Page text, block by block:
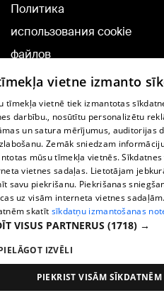
Политика
использования cookie
файлов
Добавление
комментариев
TВ-программа
Условия договора
360 Ziņu kontakti
Helio Media
Служба помощи портала: э-
All rights reserved.
vietne izmanto
tīmekļa vietnē tiek izmantotas
darbību., nosūtītu personalizētu
un satura mērījumus, auditorijas
Zemāk sniedzam
mūsu tīmekļa vietnēs.
vietnes sadaļas. Lietotājam
savu piekrišanu. Piekrišanas
uz visām interneta vietnes
skatīt sīkdatņu izmantošanas
VISUS PARTNERUS (1718) →
IZVĒLI
PIEKRIST VISĀM SĪKDATNĒM